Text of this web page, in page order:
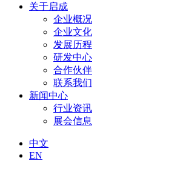
关于启成
企业概况
企业文化
发展历程
研发中心
合作伙伴
联系我们
新闻中心
行业资讯
展会信息
中文
EN